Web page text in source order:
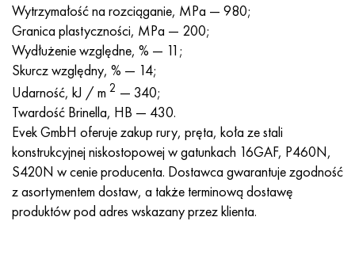
Wytrzymałość na rozciąganie, MPa — 980;
Granica plastyczności, MPa — 200;
Wydłużenie względne, % — 11;
Skurcz względny, % — 14;
Udarność, kJ / m 2 — 340;
Twardość Brinella, HB — 430.
Evek GmbH oferuje zakup rury, pręta, koła ze stali
konstrukcyjnej niskostopowej w gatunkach 16GAF, P460N,
S420N w cenie producenta. Dostawca gwarantuje zgodność
z asortymentem dostaw, a także terminową dostawę
produktów pod adres wskazany przez klienta.
Udimet 500
Udimet 720